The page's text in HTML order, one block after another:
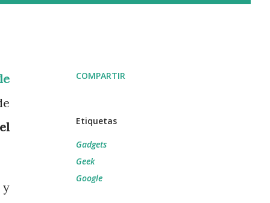
y
COMPARTIR
Etiquetas
Gadgets
Geek
Google